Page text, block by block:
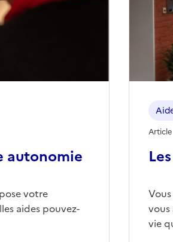
autonomie
votre
aides pouvez-
Article
vous
vie